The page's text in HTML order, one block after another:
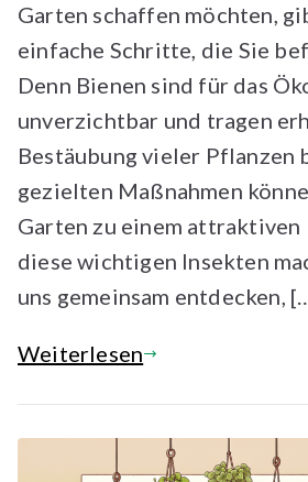
Garten schaffen möchten,
einfache Schritte, die Sie
Denn Bienen sind für das
unverzichtbar und tragen
Bestäubung vieler Pflanzen
gezielten Maßnahmen
Garten zu einem attraktiven
diese wichtigen Insekten
uns gemeinsam entdecken,
Weiterlesen